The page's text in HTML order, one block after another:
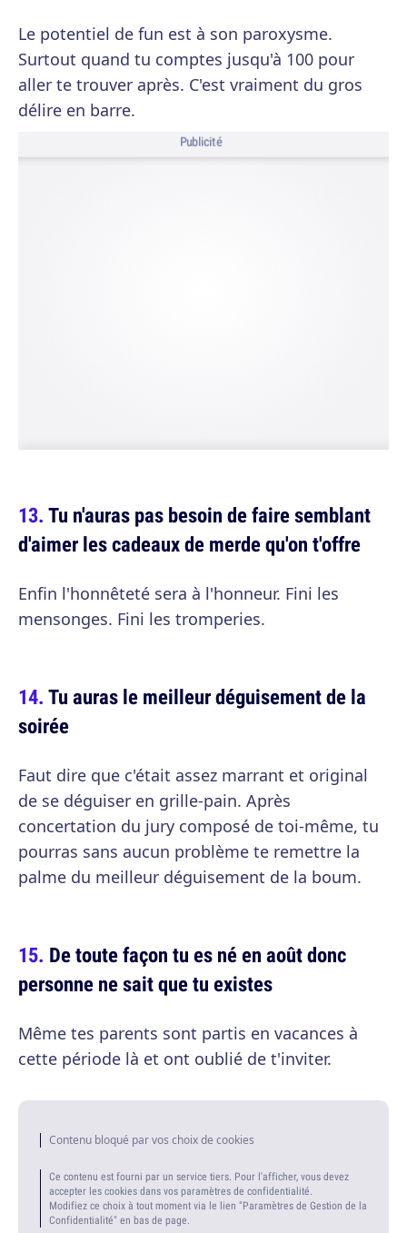
Le potentiel de fun est à son paroxysme.
Surtout quand tu comptes jusqu'à 100 pour
aller te trouver après. C'est vraiment du gros
délire en barre.
Publicité
Tu n'auras pas besoin de faire semblant
d'aimer les cadeaux de merde qu'on t'offre
Enfin l'honnêteté sera à l'honneur. Fini les
mensonges. Fini les tromperies.
Tu auras le meilleur déguisement de la
soirée
Faut dire que c'était assez marrant et original
de se déguiser en grille-pain. Après
concertation du jury composé de toi-même, tu
pourras sans aucun problème te remettre la
palme du meilleur déguisement de la boum.
De toute façon tu es né en août donc
personne ne sait que tu existes
Même tes parents sont partis en vacances à
cette période là et ont oublié de t'inviter.
Contenu bloqué par vos choix de cookies
Ce contenu est fourni par un service tiers. Pour l'afficher, vous devez
accepter les cookies dans vos paramètres de confidentialité.
Modifiez ce choix à tout moment via le lien "Paramètres de Gestion de la
Confidentialité" en bas de page.